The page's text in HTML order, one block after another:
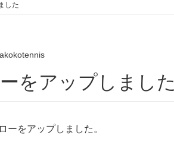
した
ーをアップしました
ーをアップしました。